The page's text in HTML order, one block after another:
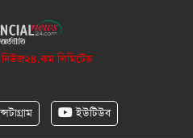
নিউজ২৪.কম লিমিটেড
ইউটিউব